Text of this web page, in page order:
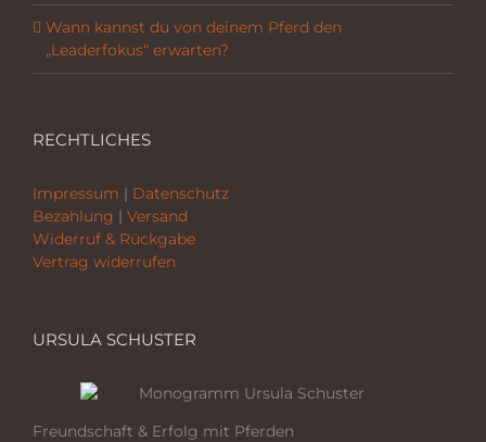
Wann kannst du von deinem Pferd den
„Leaderfokus“ erwarten?
RECHTLICHES
Impressum | Datenschutz
Bezahlung | Versand
Widerruf & Rückgabe
Vertrag widerrufen
URSULA SCHUSTER
Freundschaft & Erfolg mit Pferden